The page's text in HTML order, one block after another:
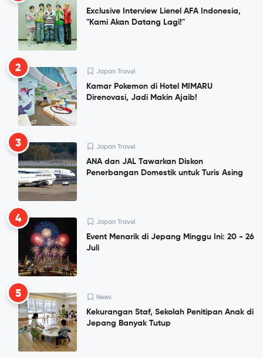
Exclusive Interview Lienel AFA Indonesia,
"Kami Akan Datang Lagi!"
2 Japan Travel
Kamar Pokemon di Hotel MIMARU
Direnovasi, Jadi Makin Ajaib!
3 Japan Travel
ANA dan JAL Tawarkan Diskon
Penerbangan Domestik untuk Turis Asing
4 Japan Travel
Event Menarik di Jepang Minggu Ini: 20 - 26
Juli
5 News
Kekurangan Staf, Sekolah Penitipan Anak di
Jepang Banyak Tutup